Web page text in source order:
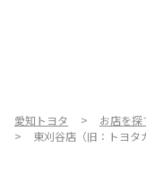
愛知トヨタ
お店を探
東刈谷店（旧：トヨ